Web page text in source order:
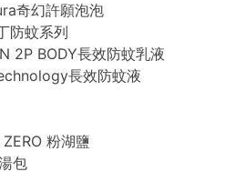
奇幻許願泡泡
防蚊系列
2P BODY長效防蚊乳液
長效防蚊液
粉湖鹽
包